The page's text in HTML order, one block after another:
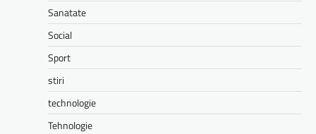
Sanatate
Social
Sport
stiri
technologie
Tehnologie